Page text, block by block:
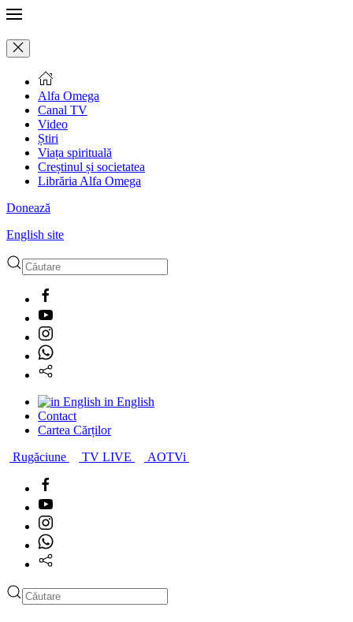
Alfa Omega
Canal TV
Video
Știri
Viața spirituală
Creștinul și societatea
Librăria Alfa Omega
Donează
English site
in English
Contact
Cartea Cărților
Rugăciune
TV LIVE AOTVi